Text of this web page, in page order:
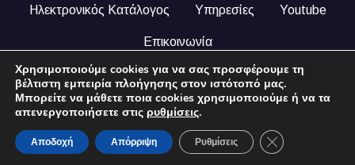
Ηλεκτρονικός Κατάλογος Υπηρεσίες Youtube
Επικοινωνία
© 2024 COPYRIGHT ILEKTRONIKOSKATALOGOS.GR. ALL
RIGHTS RESERVED.
Χρησιμοποιούμε cookies για να σας προσφέρουμε τη
βέλτιστη εμπειρία πλοήγησης στον ιστότοπό μας.
Μπορείτε να μάθετε ποια cookies χρησιμοποιούμε ή να τα
απενεργοποιήσετε στις ρυθμίσεις.
Αποδοχή Απόρριψη Ρυθμίσεις Close GDPR